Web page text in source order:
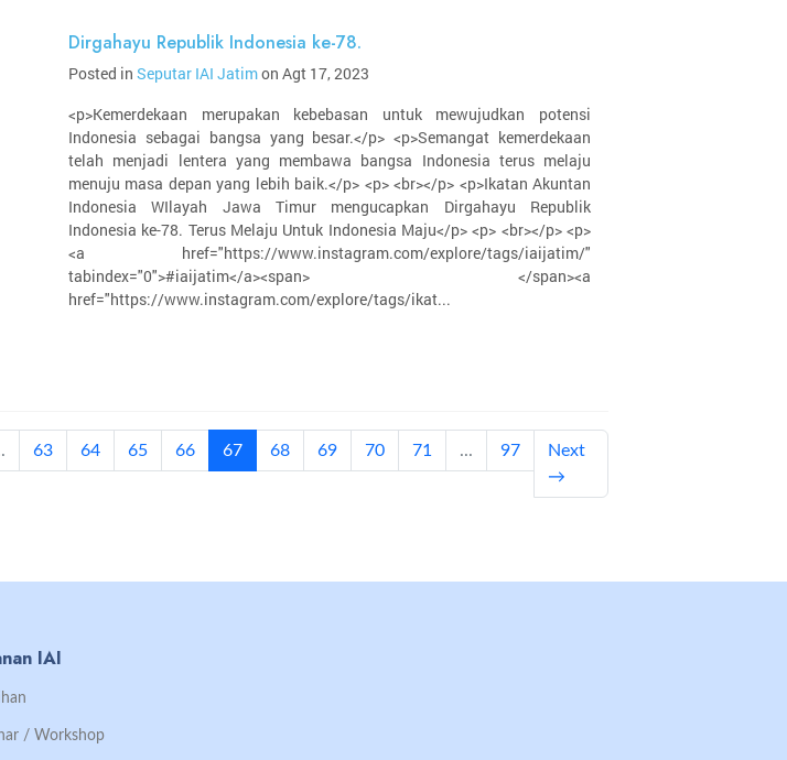
Dirgahayu Republik Indonesia ke-78.
Posted in Seputar IAI Jatimon Agt 17, 2023
<p>Kemerdekaan merupakan kebebasan untuk mewujudkan potensi
Indonesia sebagai bangsa yang besar.</p> <p>Semangat kemerdekaan
telah menjadi lentera yang membawa bangsa Indonesia terus melaju
menuju masa depan yang lebih baik.</p> <p> <br></p> <p>Ikatan Akuntan
Indonesia WIlayah Jawa Timur mengucapkan Dirgahayu Republik
Indonesia ke-78. Terus Melaju Untuk Indonesia Maju</p> <p> <br></p> <p>
<a href="https://www.instagram.com/explore/tags/iaijatim/"
tabindex="0">#iaijatim</a><span> </span><a
href="https://www.instagram.com/explore/tags/ikat...
63 64 65 66 67(current)
68 69 70 71 ... 97
Next
→
IAI
/ Workshop